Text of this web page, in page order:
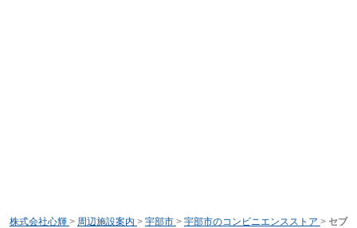
株式会社心輝 > 周辺施設案内 > 宇部市 > 宇部市のコンビニエンスストア > セブ